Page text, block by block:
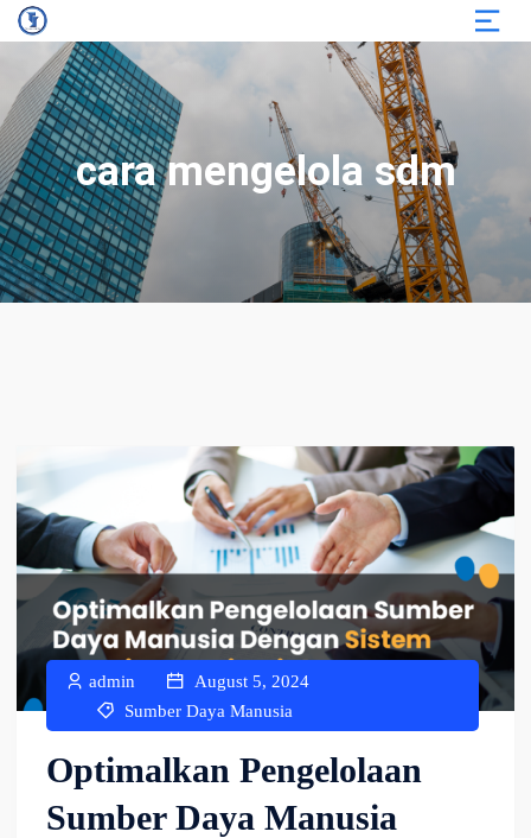
cara mengelola sdm
admin
August 5, 2024
Sumber Daya Manusia
Optimalkan Pengelolaan
Sumber Daya Manusia